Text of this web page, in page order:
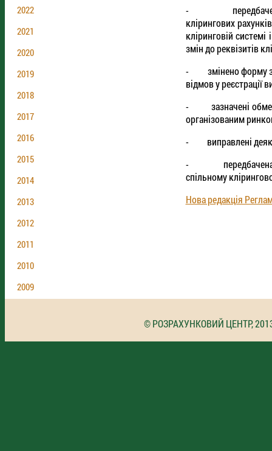
2022
2021
2020
2019
2018
2017
2016
2015
2014
2013
2012
2011
2010
2009
- передбачена
клірингових
кліринговій
змін до реквізитів
- змінено форму
відмов у реєстрації
- зазначені
організованим
- виправлені деякі
- передбачена
спільному
Нова редакція
© РОЗРАХУНКОВИЙ ЦЕНТР,